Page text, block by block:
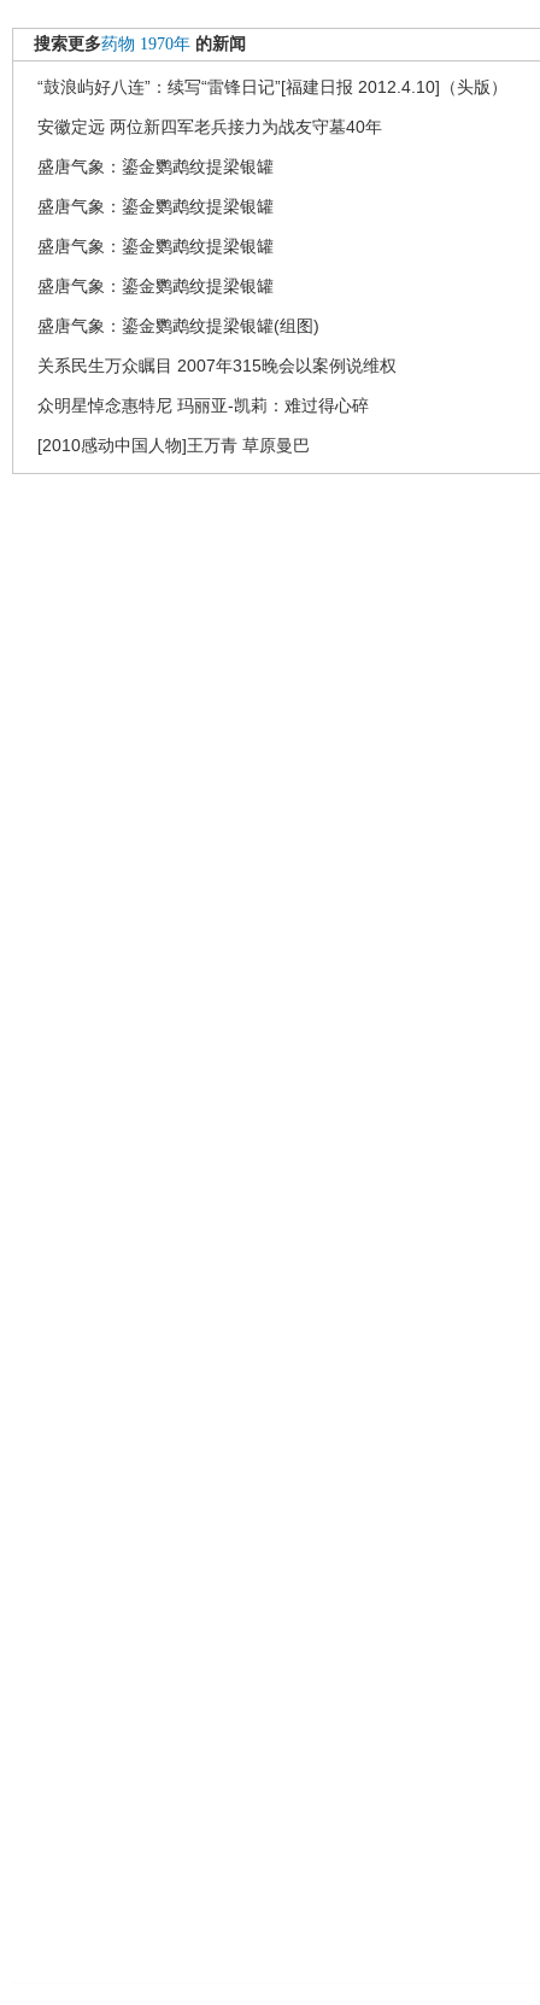
搜索更多药物 1970年 的新闻
“鼓浪屿好八连”：续写“雷锋日记”[福建日报 2012.4.10]（头版）
安徽定远 两位新四军老兵接力为战友守墓40年
盛唐气象：鎏金鹦鹉纹提梁银罐
盛唐气象：鎏金鹦鹉纹提梁银罐
盛唐气象：鎏金鹦鹉纹提梁银罐
盛唐气象：鎏金鹦鹉纹提梁银罐
盛唐气象：鎏金鹦鹉纹提梁银罐(组图)
关系民生万众瞩目 2007年315晚会以案例说维权
众明星悼念惠特尼 玛丽亚-凯莉：难过得心碎
[2010感动中国人物]王万青 草原曼巴